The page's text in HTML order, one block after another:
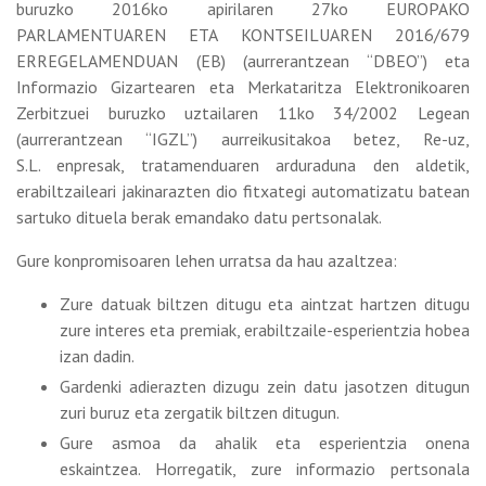
buruzko 2016ko apirilaren 27ko EUROPAKO
PARLAMENTUAREN ETA KONTSEILUAREN 2016/679
ERREGELAMENDUAN (EB) (aurrerantzean “DBEO”) eta
Informazio Gizartearen eta Merkataritza Elektronikoaren
Zerbitzuei buruzko uztailaren 11ko 34/2002 Legean
(aurrerantzean “IGZL”) aurreikusitakoa betez, Re-uz,
S.L. enpresak, tratamenduaren arduraduna den aldetik,
erabiltzaileari jakinarazten dio fitxategi automatizatu batean
sartuko dituela berak emandako datu pertsonalak.
Gure konpromisoaren lehen urratsa da hau azaltzea:
Zure datuak biltzen ditugu eta aintzat hartzen ditugu
zure interes eta premiak, erabiltzaile-esperientzia hobea
izan dadin.
Gardenki adierazten dizugu zein datu jasotzen ditugun
zuri buruz eta zergatik biltzen ditugun.
Gure asmoa da ahalik eta esperientzia onena
eskaintzea. Horregatik, zure informazio pertsonala